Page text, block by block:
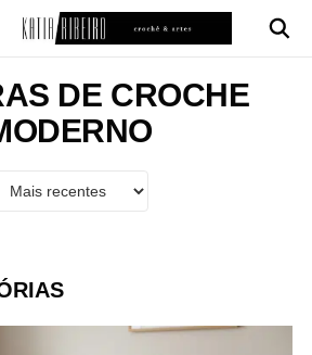
DE CROCHE